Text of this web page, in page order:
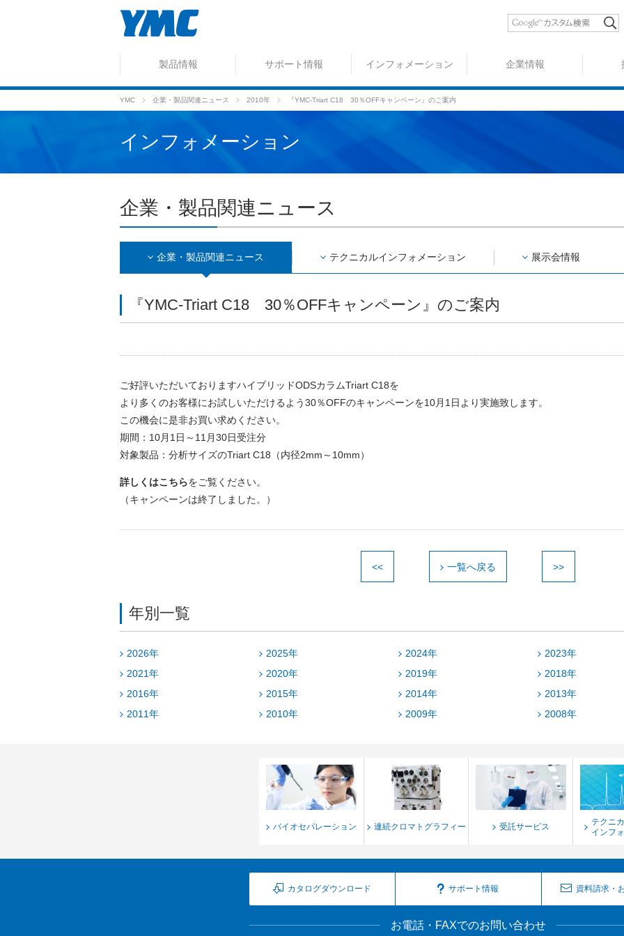
製品情報 サポート情報 インフォメーション 企業情報
YMC 企業・製品関連ニュース 2010年 『YMC-Triart C18 30％OFFキャンペーン』のご案内
インフォメーション
企業・製品関連ニュース
企業・製品関連ニュース テクニカルインフォ メーション 展示会情報
『YMC-Triart C18 30％OFFキャンペーン』のご案内
ご好評いただいておりますハイブリッドODSカラムTriart C18を
より多くのお客様にお試しいただけるよう30％OFFのキャンペーンを10月1日より実施致します。
この機会に是非お買い求めください。
期間：10月1日～11月30日受注分
対象製品：分析サイズのTriart C18（内径2mm～10mm）
詳しくはこちらをご覧ください。
（キャンペーンは終了しました。）
<< 一覧へ戻る >>
年別一覧
2026年 2025年 2024年 2023年
2021年
2020年 2019年 2018年
2016年
2015年 2014年 2013年
2011年
2010年 2009年 2008年
バイオセパレーション 連続クロマトグラフィー 受託サービス
テクニ
インフ
カタログダウンロード サポート情報 資料請求・
お電話・FAXでのお問い合わせ